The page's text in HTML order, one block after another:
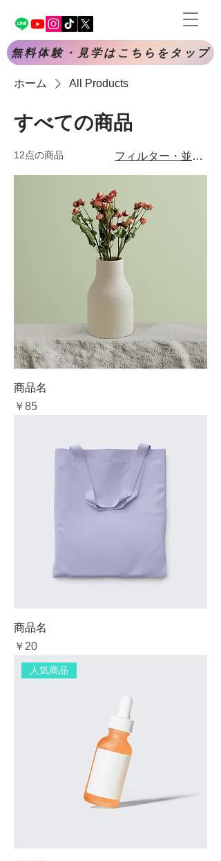
無料体験・見学はこちらをタップ
ホーム All Products
すべての商品
12点の商品 フィルター・並び替え
商品名
価格
￥85
商品名
価格
￥20
人気商品